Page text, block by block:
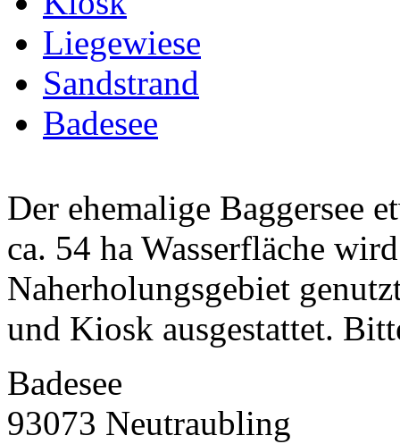
Liegewiese
Sandstrand
Badesee
Der ehemalige Baggersee
ca. 54 ha Wasserfläche
Naherholungsgebiet
und Kiosk ausgestattet.
Badesee
93073 Neutraubling